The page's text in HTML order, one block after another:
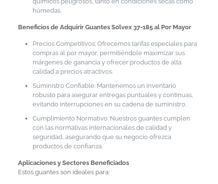
húmedas.
Beneficios de Adquirir Guantes Solvex 37-185 al Por Mayor
Precios Competitivos: Ofrecemos tarifas especiales para
compras al por mayor, permitiéndole maximizar sus
márgenes de ganancia y ofrecer productos de alta
calidad a precios atractivos.
Suministro Confiable: Mantenemos un inventario
robusto para asegurar entregas puntuales y continuas,
evitando interrupciones en su cadena de suministro.
Cumplimiento Normativo: Nuestros guantes cumplen
con las normativas internacionales de calidad y
seguridad, asegurando que su negocio ofrezca
productos de confianza.
Aplicaciones y Sectores Beneficiados
Estos guantes son ideales para: